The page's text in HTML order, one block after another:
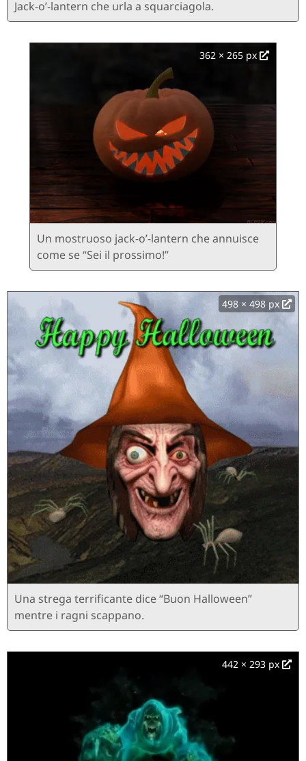
Jack-o’-lantern che urla a squarciagola.
362 × 265 px
Un mostruoso jack-o’-lantern che annuisce
come se “Sei il prossimo!”
498 × 498 px
Una strega terrificante dice “Buon Halloween”
mentre i ragni scappano.
442 × 293 px